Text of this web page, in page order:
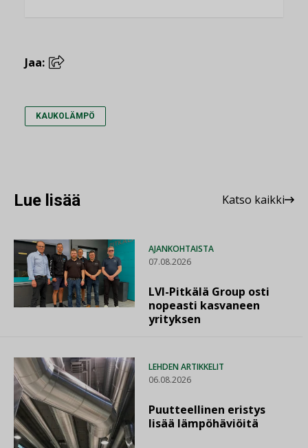
Jaa:
KAUKOLÄMPÖ
Lue lisää Katso kaikki
AJANKOHTAISTA
07.08.2026
LVI-Pitkälä Group osti
nopeasti kasvaneen
yrityksen
LEHDEN ARTIKKELIT
06.08.2026
Puutteellinen eristys
lisää lämpöhäviöitä